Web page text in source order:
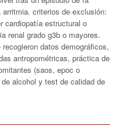
criterios de exclusión:
cardiopatía estructural o
renal grado g3b o mayores.
datos demográficos,
antropométricas, práctica de
(saos, epoc o
alcohol y test de calidad de